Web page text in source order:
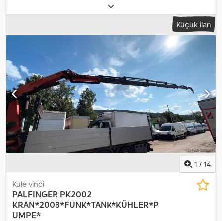
, serbest kaldırma:
mm, direk tipi:simpleks, fork taşıyıcı genişliği:1.220 mm, çatalların
, arka lastik
boyutu:23x8,5-12, boş ağırlık:1.550 kg, toplam yükseklik: 1.750 mm,
, toplam genişlik:1.750 mm, yakıt:dizel
Vehicle: Double auxiliary hydraulics - Mast: Double auxiliary
hydraulics - Integrated side shifter - Steel frame + roof window - 2
x front work lights - 1 x rear reversing light - Lighting system with
parking and driving lights, brake lights and indicators - Flashing
beacon Dedszqhadepfx Am Hock - Access control: key switch -
Standard driver's seat (artificial leather) - Single pedal - Single-
lever control - Reach fork: base length 1200 mm / extended
length 2050 mm / extension: 850 mm - Rear tire size: 23 x 8.5 - 12 -
Front: 4.00 - 4 - 5 - 2.50 - Side shift +/- 500 mm - LSP 0.6 Ref:
ANL1088272
Küçük ilan
1 / 14
Kule vinci
PALFINGER PK2002
KRAN*2008*FUNK*TANK*KÜHLER*P
UMPE*